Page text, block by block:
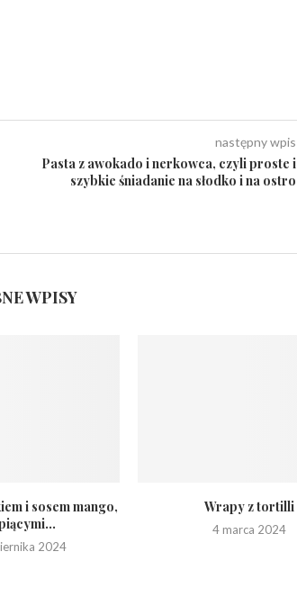
następny wpis
Pasta z awokado i nerkowca, czyli proste i
szybkie śniadanie na słodko i na ostro
WPISY
i sosem mango,
2024
Wrapy z tortilli
4 marca 2024